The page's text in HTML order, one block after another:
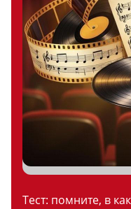
Тест: помните, в